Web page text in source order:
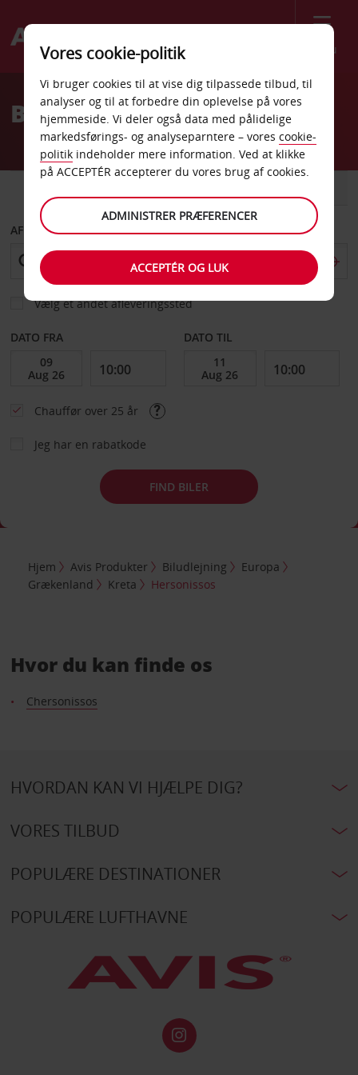
Menu
Welcome
AvisBilleje Hersonissos
AFHENT FRA
Vælg et andet afleveringssted
DATO FRA DATO TIL
Chauffør over 25 år
Jeg har en rabatkode
FIND BILER
Hjem Avis Produkter Biludlejning
Europa
Grækenland
Kreta Hersonissos
Hvor du kan finde os
Chersonissos
HVORDAN KAN VI HJÆLPE DIG?
VORES TILBUD
POPULÆRE DESTINATIONER
POPULÆRE LUFTHAVNE
Vores cookie-politik
Vi bruger cookies til at vise dig tilpassede tilbud, til
analyser og til at forbedre din oplevelse på vores
hjemmeside. Vi deler også data med pålidelige
markedsførings- og analyseparntere – vores cookie-
politik indeholder mere information. Ved at klikke
på ACCEPTÉR accepterer du vores brug af cookies.
ADMINISTRER PRÆFERENCER
ACCEPTÉR OG LUK